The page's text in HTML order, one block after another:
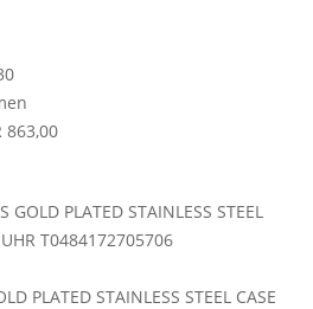
863,00
PLATED STAINLESS STEEL CASE